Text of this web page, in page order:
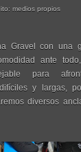
medios propios
Gravel con una
ante
para
y largas,
diversos